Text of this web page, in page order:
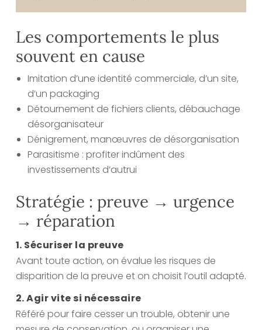
Les comportements le plus
souvent en cause
Imitation d’une identité commerciale, d’un site,
d’un packaging
Détournement de fichiers clients, débauchage
désorganisateur
Dénigrement, manœuvres de désorganisation
Parasitisme : profiter indûment des
investissements d’autrui
Stratégie : preuve → urgence
→ réparation
1. Sécuriser la preuve
Avant toute action, on évalue les risques de
disparition de la preuve et on choisit l’outil adapté.
2. Agir vite si nécessaire
Référé pour faire cesser un trouble, obtenir une